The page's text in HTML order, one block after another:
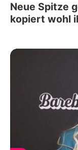
Neue Spitze
kopiert wohl